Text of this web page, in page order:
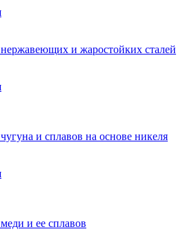
и жаростойких сталей
и сплавов на основе никеля
и ее сплавов